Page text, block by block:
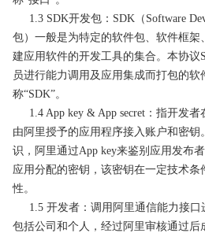
1.3 SDK开发包：SDK（Software
包）一般是为特定的软件包、软件框架
建应用软件的开发工具的集合。本协议
员进行能力调用及应用集成而打包的软
称“SDK”。
1.4 App key & App secret：指开发者
由阿里授予的应用程序接入账户和密钥
识，阿里通过App key来鉴别应用发布
应用分配的密钥，该密钥在一定技术
性。
1.5 开发者：调用阿里通信能力接口
包括公司和个人，经过阿里审核通过